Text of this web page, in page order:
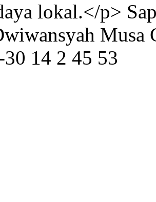
lokal.</p>
Musa
14 2 45 53